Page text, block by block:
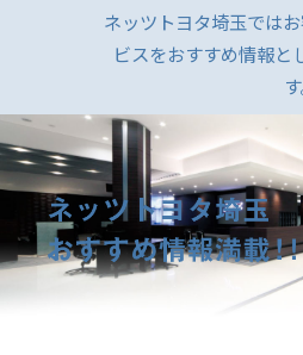
ネッツトヨタ埼玉では
ビスをおすすめ情報と
す